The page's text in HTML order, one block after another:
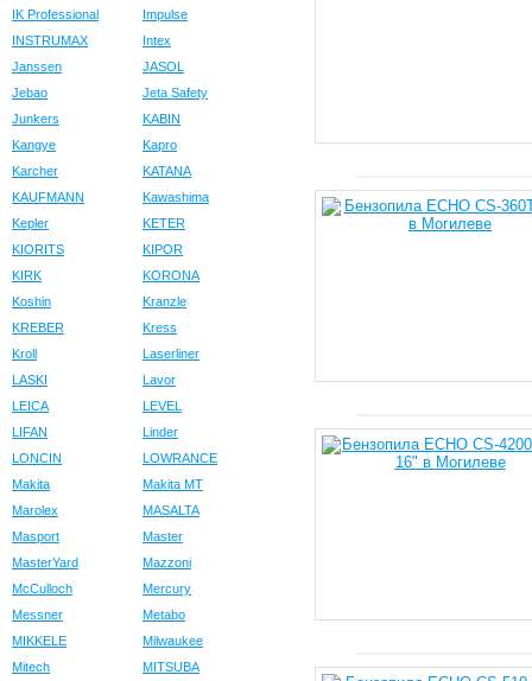
IK Professional
Impulse
INSTRUMAX
Intex
Janssen
JASOL
Jebao
Jeta Safety
Junkers
KABIN
Kangye
Kapro
Karcher
KATANA
KAUFMANN
Kawashima
Kepler
KETER
KIORITS
KIPOR
KIRK
KORONA
Koshin
Kranzle
KREBER
Kress
Kroll
Laserliner
LASKI
Lavor
LEICA
LEVEL
LIFAN
Linder
LONCIN
LOWRANCE
Makita
Makita MT
Marolex
MASALTA
Masport
Master
MasterYard
Mazzoni
McCulloch
Mercury
Messner
Metabo
MIKKELE
Milwaukee
Mitech
MITSUBA